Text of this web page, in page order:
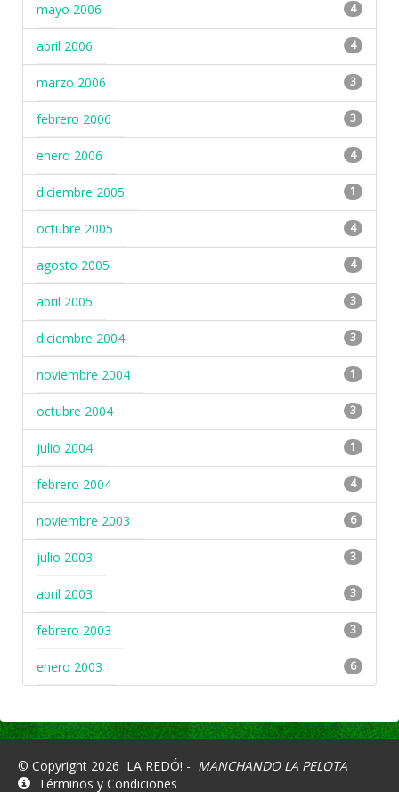
mayo 2006 4
abril 2006 4
marzo 2006 3
febrero 2006 3
enero 2006 4
diciembre 2005 1
octubre 2005 4
agosto 2005 4
abril 2005 3
diciembre 2004 3
noviembre 2004 1
octubre 2004 3
julio 2004 1
febrero 2004 4
noviembre 2003 6
julio 2003 3
abril 2003 3
febrero 2003 3
enero 2003 6
© Copyright 2026 LA REDÓ! - MANCHANDO LA PELOTA
Términos y Condiciones